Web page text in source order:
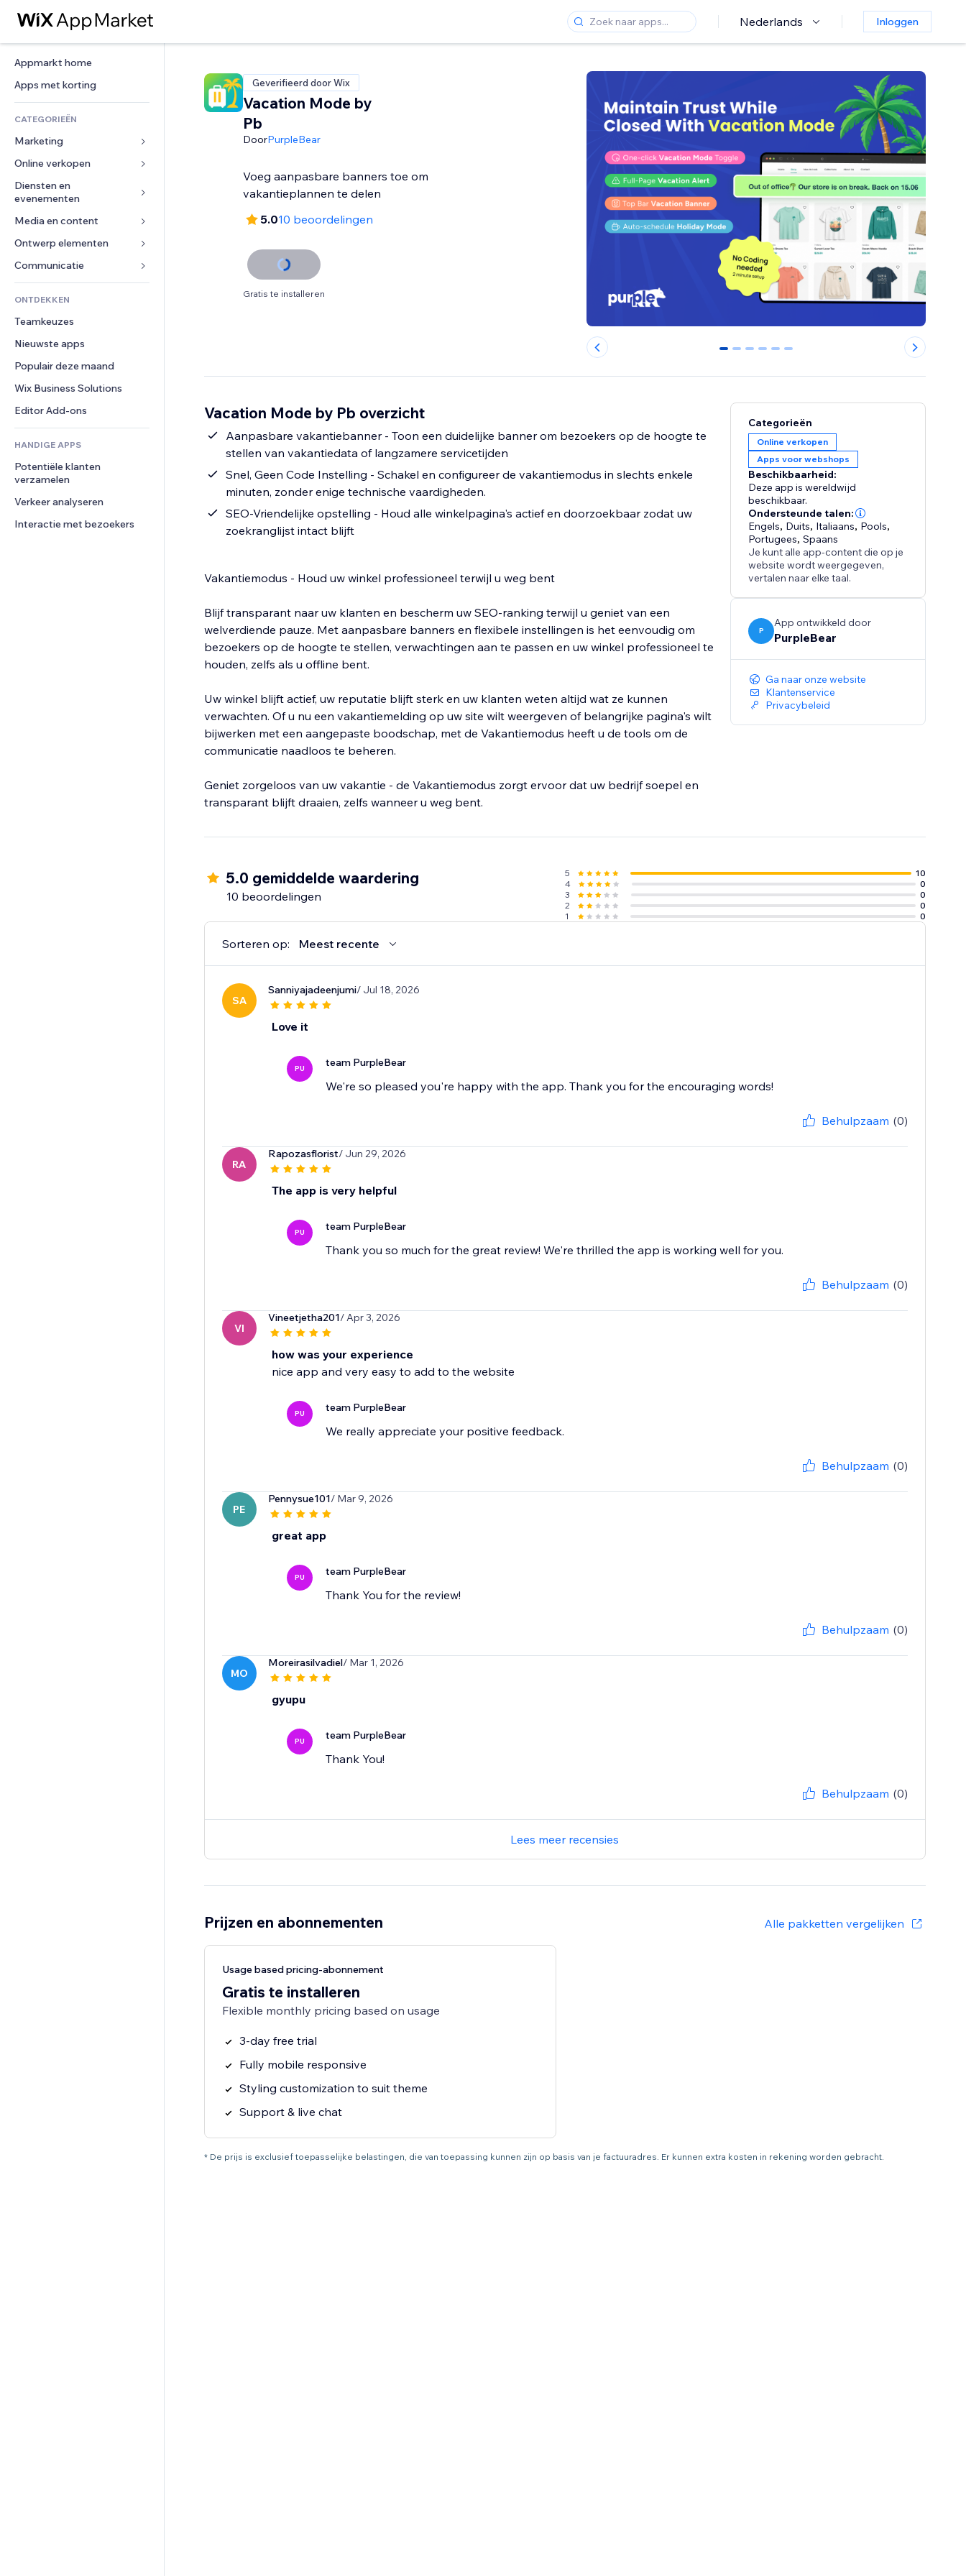
Nederlands Inloggen
Appmarkt home
Apps met korting
CATEGORIEËN
Marketing
Advertenties
Mobiel
Analytics
Social media
SEO
Betrokkenheid
Websitevermeldingen
E-mail
Conversie
Online verkopen
Apps voor webshops
Verzending en levering
Verkoopknoppen
Online cursussen
Print on demand
Boekhouding
Coupons en loyaliteit
Opslagoplossingen
Dropshipping
Prijzen en abonnementen
Crowdfunding
Eten en drinken
Diensten en
evenementen
Hotels
Evenementen
Restaurants
Vastgoed
Boekingen
Media en content
Galerij
Muziek
Podcasts
Fotografie
Video
PDF
Bestanden delen
Nieuws
Ontwerp elementen
Kaarten en navigatie
Privacy en beveiliging
Ontime
Pagina templates
Afbeeldingseffecten
Knoppen en menu's
Banners en badges
Rekenmachines
Zoeken
Weer
Grafieken en tabellen
Formulieren
Enquêtes
Chat
Opmerkingen
Telefoonnummer
Community
Beoordelingen en testimonials
CRM
ONTDEKKEN
Teamkeuzes
Nieuwste apps
Populair deze maand
Wix Business Solutions
Editor Add-ons
HANDIGE APPS
Potentiële klanten
verzamelen
Verkeer analyseren
Interactie met bezoekers
Geverifieerd door Wix
Vacation Mode by
Pb
DoorPurpleBear
Voeg aanpasbare banners toe om
vakantieplannen te delen
5.010 beoordelingen
Gratis te installeren
0 1 2 3 4 5
Vacation Mode by Pb overzicht
Aanpasbare vakantiebanner - Toon een duidelijke banner om bezoekers op de hoogte te
stellen van vakantiedata of langzamere servicetijden
Snel, Geen Code Instelling - Schakel en configureer de vakantiemodus in slechts enkele
minuten, zonder enige technische vaardigheden.
SEO-Vriendelijke opstelling - Houd alle winkelpagina's actief en doorzoekbaar zodat uw
zoekranglijst intact blijft
Vakantiemodus - Houd uw winkel professioneel terwijl u weg bent
Blijf transparant naar uw klanten en bescherm uw SEO-ranking terwijl u geniet van een
welverdiende pauze. Met aanpasbare banners en flexibele instellingen is het eenvoudig om
bezoekers op de hoogte te stellen, verwachtingen aan te passen en uw winkel professioneel te
houden, zelfs als u offline bent.
Uw winkel blijft actief, uw reputatie blijft sterk en uw klanten weten altijd wat ze kunnen
verwachten. Of u nu een vakantiemelding op uw site wilt weergeven of belangrijke pagina's wilt
bijwerken met een aangepaste boodschap, met de Vakantiemodus heeft u de tools om de
communicatie naadloos te beheren.
Geniet zorgeloos van uw vakantie - de Vakantiemodus zorgt ervoor dat uw bedrijf soepel en
transparant blijft draaien, zelfs wanneer u weg bent.
Categorieën
Online verkopen
Apps voor webshops
Beschikbaarheid:
Deze app is wereldwijd
beschikbaar.
Ondersteunde talen:
Engels, Duits, Italiaans, Pools,
Portugees,Spaans
Je kunt alle app-content die op je
website wordt weergegeven,
vertalen naar elke taal.
P
App ontwikkeld door
PurpleBear
Ga naar onze website
Klantenservice
Privacybeleid
5.0 gemiddelde waardering
10 beoordelingen
5
10
4
0
3
0
2
0
1
0
Sorteren op: Meest recente
SA
Sanniyajadeenjumi/ Jul 18, 2026
Love it
PU team PurpleBear
We're so pleased you're happy with the app. Thank you for the encouraging words!
Behulpzaam (0)
RA
Rapozasflorist/ Jun 29, 2026
The app is very helpful
PU team PurpleBear
Thank you so much for the great review! We're thrilled the app is working well for you.
Behulpzaam (0)
VI
Vineetjetha201/ Apr 3, 2026
how was your experience
nice app and very easy to add to the website
PU team PurpleBear
We really appreciate your positive feedback.
Behulpzaam (0)
PE
Pennysue101/ Mar 9, 2026
great app
PU team PurpleBear
Thank You for the review!
Behulpzaam (0)
MO
Moreirasilvadiel/ Mar 1, 2026
gyupu
PU team PurpleBear
Thank You!
Behulpzaam (0)
Lees meer recensies
Prijzen en abonnementen Alle pakketten vergelijken
Usage based pricing-abonnement
Gratis te installeren
Flexible monthly pricing based on usage
3-day free trial
Fully mobile responsive
Styling customization to suit theme
Support & live chat
* De prijs is exclusief toepasselijke belastingen, die van toepassing kunnen zijn op basis van je factuuradres. Er kunnen extra kosten in rekening worden gebracht.